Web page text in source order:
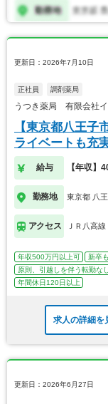
更新日：2026年7月10日
正社員 調剤薬局
うつき薬局 有限会社イ
【東京都八王子
ライベートも充
給与 【年収】
勤務地 東京都 八
アクセス ＪＲ八高
年収500万円以上可 新卒
原則、引越しを伴う転勤なし
年間休日120日以上
求人の詳細を
更新日：2026年6月27日